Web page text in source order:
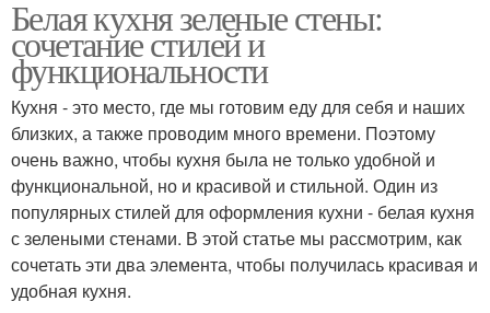
Белая кухня зеленые стены:
сочетание стилей и
функциональности
Кухня - это место, где мы готовим еду для себя и наших
близких, а также проводим много времени. Поэтому
очень важно, чтобы кухня была не только удобной и
функциональной, но и красивой и стильной. Один из
популярных стилей для оформления кухни - белая кухня
с зелеными стенами. В этой статье мы рассмотрим, как
сочетать эти два элемента, чтобы получилась красивая и
удобная кухня.